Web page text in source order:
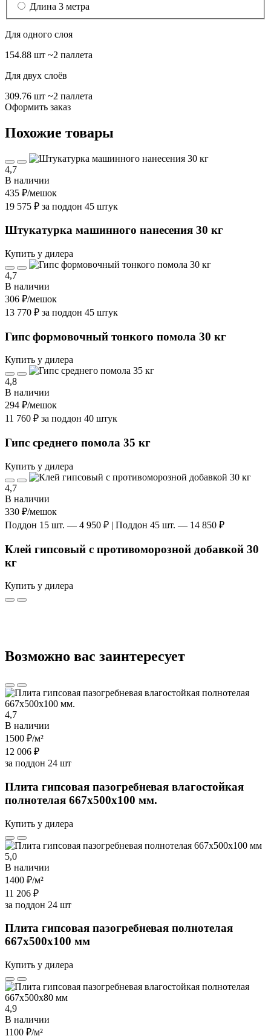
Длина 3 метра
Для одного слоя
154.88 шт ~2 паллета
Для двух слоёв
309.76 шт ~2 паллета
Оформить заказ
Похожие товары
4,7
В наличии
435 ₽/мешок
19 575 ₽ за поддон 45 штук
Штукатурка машинного нанесения 30 кг
Купить у дилера
4,7
В наличии
306 ₽/мешок
13 770 ₽ за поддон 45 штук
Гипс формовочный тонкого помола 30 кг
Купить у дилера
4,8
В наличии
294 ₽/мешок
11 760 ₽ за поддон 40 штук
Гипс среднего помола 35 кг
Купить у дилера
4,7
В наличии
330 ₽/мешок
Поддон 15 шт. — 4 950 ₽ | Поддон 45 шт. — 14 850 ₽
Клей гипсовый с противоморозной добавкой 30
кг
Купить у дилера
Возможно вас заинтересует
4,7
В наличии
1500 ₽/м²
12 006 ₽
за поддон 24 шт
Плита гипсовая пазогребневая влагостойкая
полнотелая 667х500х100 мм.
Купить у дилера
5,0
В наличии
1400 ₽/м²
11 206 ₽
за поддон 24 шт
Плита гипсовая пазогребневая полнотелая
667х500х100 мм
Купить у дилера
4,9
В наличии
1100 ₽/м²